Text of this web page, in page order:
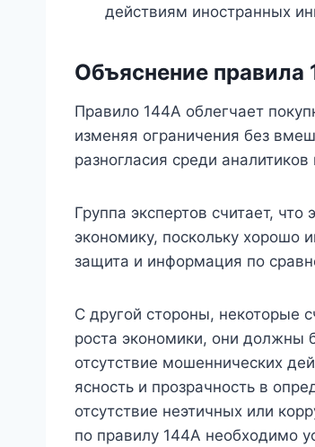
действиям иностранных
Объяснение правила
Правило 144A облегчает
изменяя ограничения без
разногласия среди
Группа экспертов считает,
экономику, поскольку хорошо
защита и информация по
С другой стороны, некоторые
роста экономики, они должны
отсутствие мошеннических
ясность и прозрачность в
отсутствие неэтичных или
по правилу 144A необходимо